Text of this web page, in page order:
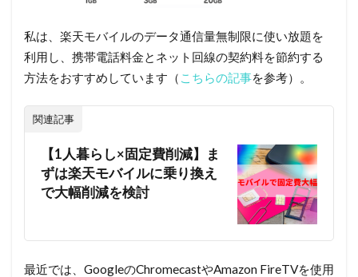
私は、楽天モバイルのデータ通信量無制限に使い放題を
利用し、携帯電話料金とネット回線の契約料を節約する
方法をおすすめしています（ こちらの記事を参考）。
関連記事
【1人暮らし×固定費削減】ま
ずは楽天モバイルに乗り換え
で大幅削減を検討
最近では、GoogleのChromecastやAmazon FireTVを使用